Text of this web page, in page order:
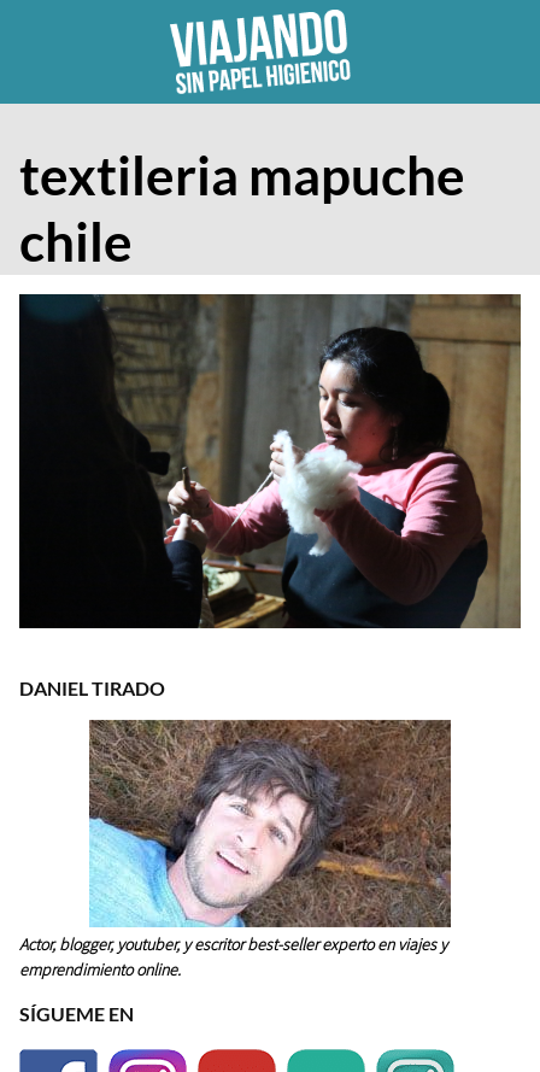
textileria mapuche
chile
DANIEL TIRADO
Actor, blogger, youtuber, y escritor best-seller experto en viajes y
emprendimiento online.
SÍGUEME EN